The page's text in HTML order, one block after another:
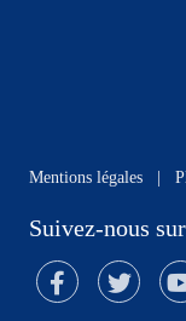
Mentions légales
Suivez-nous sur